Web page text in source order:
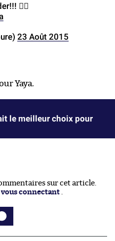
👍🏾
23 Août 2015
Yaya.
le meilleur choix pour
sur cet article.
vous connectant .